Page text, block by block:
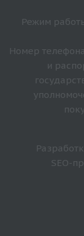
Режим
Номер
и
SEO-